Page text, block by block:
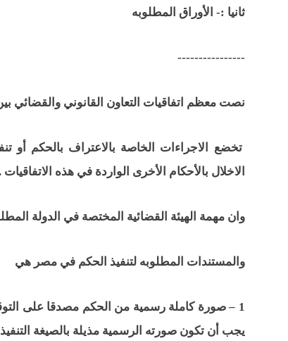
ثانيا :- الأوراق المطلوبه
----------------
نصت معظم اتفاقيات التعاون القانوني والقضائي
تخضع الاجراءات الخاصة بالاعتراف بالحكم أو
الاخلال بالأحكام الأخرى الواردة في هذه الاتفاقيات
وان مهمة الهيئة القضائية المختصة في الدولة
والمستندات المطلوبه لتنفيذ الحكم في مصر هي
1 – صورة كاملة رسمية من الحكم مصدقا على
يجب أن تكون صورته الرسمية مذيلة بالصيغة